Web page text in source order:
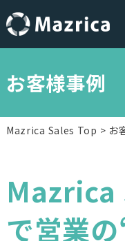
to
content
お客様事例
Mazrica Sales Top お
Mazrica
で営業